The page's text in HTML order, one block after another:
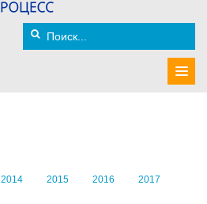
2014 2015 2016 2017